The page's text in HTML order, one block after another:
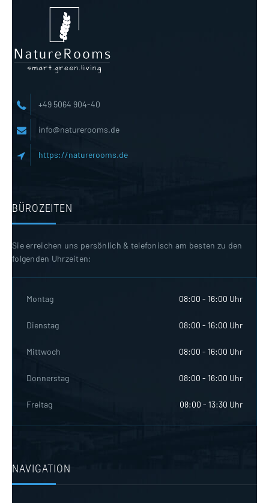
+49 5064 904-40
info@naturerooms.de
https://naturerooms.de
BÜROZEITEN
Sie erreichen uns persönlich & telefonisch am besten zu den
folgenden Uhrzeiten:
Montag 08:00 - 16:00 Uhr
Dienstag 08:00 - 16:00 Uhr
Mittwoch 08:00 - 16:00 Uhr
Donnerstag 08:00 - 16:00 Uhr
Freitag 08:00 - 13:30 Uhr
NAVIGATION